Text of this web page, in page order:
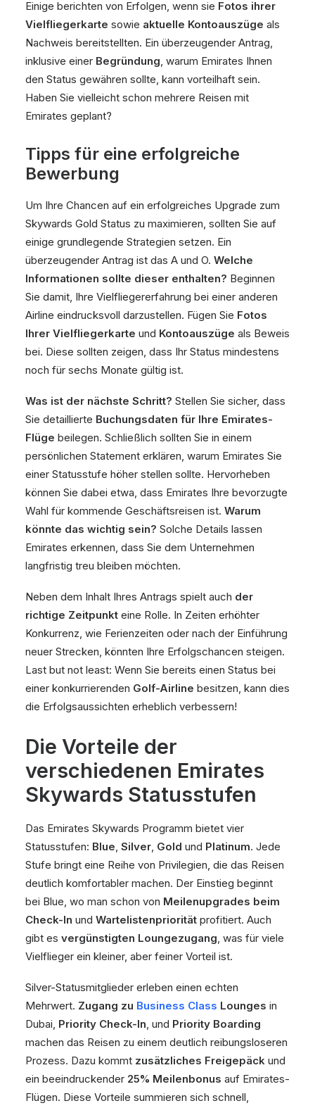
Einige berichten von Erfolgen, wenn sie Fotos ihrer
Vielfliegerkarte sowie aktuelle Kontoauszüge als
Nachweis bereitstellten. Ein überzeugender Antrag,
inklusive einer Begründung, warum Emirates Ihnen
den Status gewähren sollte, kann vorteilhaft sein.
Haben Sie vielleicht schon mehrere Reisen mit
Emirates geplant?
Tipps für eine erfolgreiche
Bewerbung
Um Ihre Chancen auf ein erfolgreiches Upgrade zum
Skywards Gold Status zu maximieren, sollten Sie auf
einige grundlegende Strategien setzen. Ein
überzeugender Antrag ist das A und O. Welche
Informationen sollte dieser enthalten? Beginnen
Sie damit, Ihre Vielfliegererfahrung bei einer anderen
Airline eindrucksvoll darzustellen. Fügen Sie Fotos
Ihrer Vielfliegerkarte und Kontoauszüge als Beweis
bei. Diese sollten zeigen, dass Ihr Status mindestens
noch für sechs Monate gültig ist.
Was ist der nächste Schritt? Stellen Sie sicher, dass
Sie detaillierte Buchungsdaten für Ihre Emirates-
Flüge beilegen. Schließlich sollten Sie in einem
persönlichen Statement erklären, warum Emirates Sie
einer Statusstufe höher stellen sollte. Hervorheben
können Sie dabei etwa, dass Emirates Ihre bevorzugte
Wahl für kommende Geschäftsreisen ist. Warum
könnte das wichtig sein? Solche Details lassen
Emirates erkennen, dass Sie dem Unternehmen
langfristig treu bleiben möchten.
Neben dem Inhalt Ihres Antrags spielt auch der
richtige Zeitpunkt eine Rolle. In Zeiten erhöhter
Konkurrenz, wie Ferienzeiten oder nach der Einführung
neuer Strecken, könnten Ihre Erfolgschancen steigen.
Last but not least: Wenn Sie bereits einen Status bei
einer konkurrierenden Golf-Airline besitzen, kann dies
die Erfolgsaussichten erheblich verbessern!
Die Vorteile der
verschiedenen Emirates
Skywards Statusstufen
Das Emirates Skywards Programm bietet vier
Statusstufen: Blue, Silver, Gold und Platinum. Jede
Stufe bringt eine Reihe von Privilegien, die das Reisen
deutlich komfortabler machen. Der Einstieg beginnt
bei Blue, wo man schon von Meilenupgrades beim
Check-In und Wartelistenpriorität profitiert. Auch
gibt es vergünstigten Loungezugang, was für viele
Vielflieger ein kleiner, aber feiner Vorteil ist.
Silver-Statusmitglieder erleben einen echten
Mehrwert. Zugang zu Business Class Lounges in
Dubai, Priority Check-In, und Priority Boarding
machen das Reisen zu einem deutlich reibungsloseren
Prozess. Dazu kommt zusätzliches Freigepäck und
ein beeindruckender 25% Meilenbonus auf Emirates-
Flügen. Diese Vorteile summieren sich schnell,